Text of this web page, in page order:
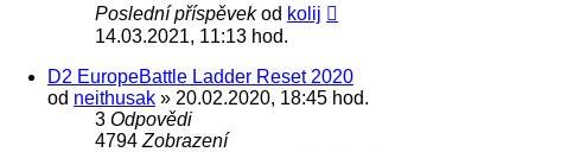
Poslední příspěvekod kolij
14.03.2021, 11:13 hod.
D2 EuropeBattle Ladder Reset 2020
od neithusak » 20.02.2020, 18:45 hod.
3 Odpovědi
4794 Zobrazení